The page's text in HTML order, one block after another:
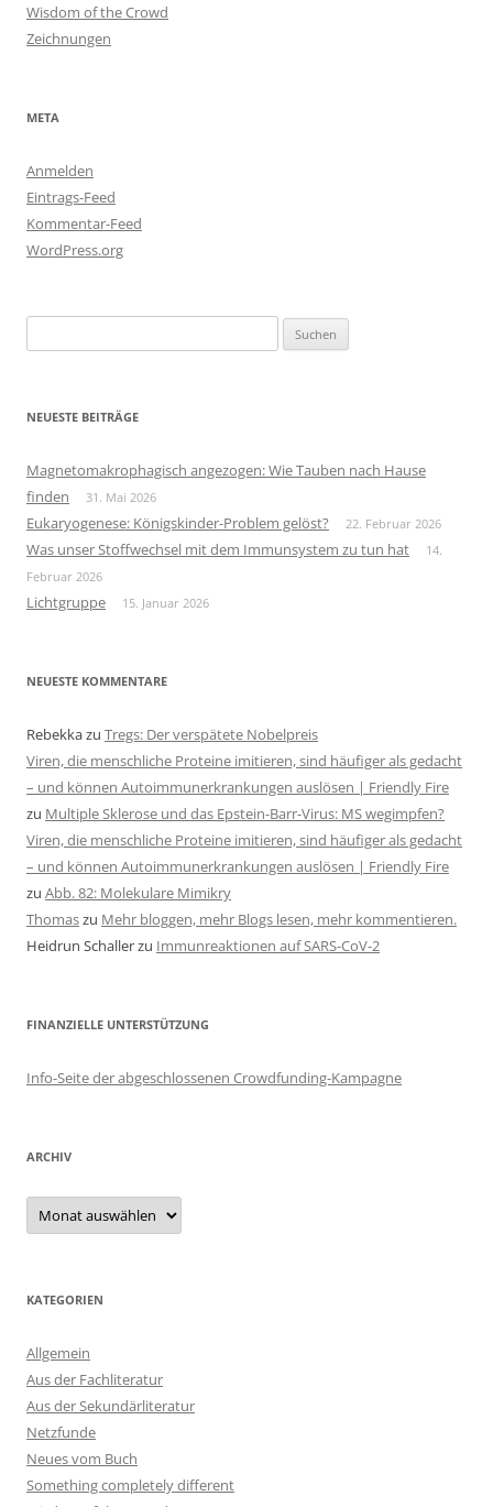
Wisdom of the Crowd
Zeichnungen
META
Anmelden
Eintrags-Feed
Kommentar-Feed
WordPress.org
nach:
NEUESTE BEITRÄGE
Magnetomakrophagisch angezogen: Wie Tauben nach Hause
finden
31. Mai 2026
Eukaryogenese: Königskinder-Problem gelöst? 22. Februar 2026
Was unser Stoffwechsel mit dem Immunsystem zu tun hat
14.
Februar 2026
Lichtgruppe 15. Januar 2026
NEUESTE KOMMENTARE
Rebekkazu Tregs: Der verspätete Nobelpreis
Viren, die menschliche Proteine imitieren, sind häufiger als gedacht
– und können Autoimmunerkrankungen auslösen | Friendly Fire
zu Multiple Sklerose und das Epstein-Barr-Virus: MS wegimpfen?
Viren, die menschliche Proteine imitieren, sind häufiger als gedacht
– und können Autoimmunerkrankungen auslösen | Friendly Fire
zu Abb. 82: Molekulare Mimikry
Thomaszu Mehr bloggen, mehr Blogs lesen, mehr kommentieren.
Heidrun Schallerzu Immunreaktionen auf SARS-CoV-2
FINANZIELLE UNTERSTÜTZUNG
Info-Seite der abgeschlossenen Crowdfunding-Kampagne
ARCHIV
Archiv
KATEGORIEN
Allgemein
Aus der Fachliteratur
Aus der Sekundärliteratur
Netzfunde
Neues vom Buch
Something completely different